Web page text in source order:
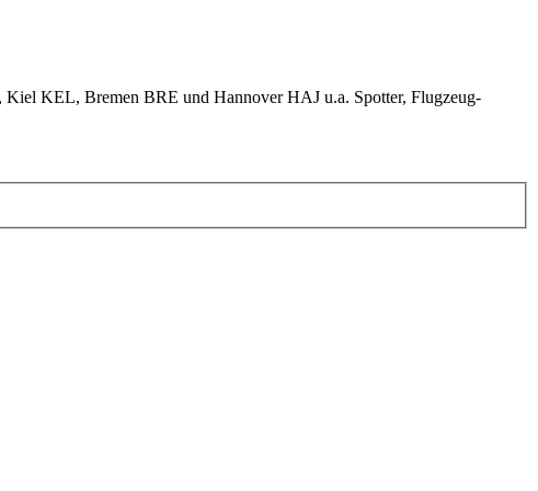
KEL, Bremen BRE und Hannover HAJ u.a. Spotter, Flugzeug-